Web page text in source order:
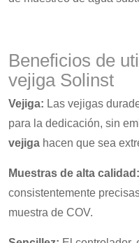
Beneficios de
vejiga Solinst
Vejiga: Las vejigas
para la dedicación, sin
vejiga hacen que sea
Muestras de alta calidad:
consistentemente
muestra de COV.